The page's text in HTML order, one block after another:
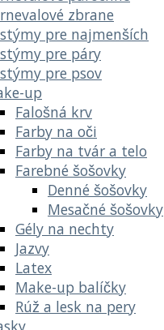
zbrane
pre najmenších
pre páry
pre psov
up
Falošná krv
Farby na oči
Farby na tvár a telo
Farebné šošovky
Denné šošovky
Mesačné šošovky
Gély na nechty
Jazvy
Latex
Make-up balíčky
Rúž a lesk na pery